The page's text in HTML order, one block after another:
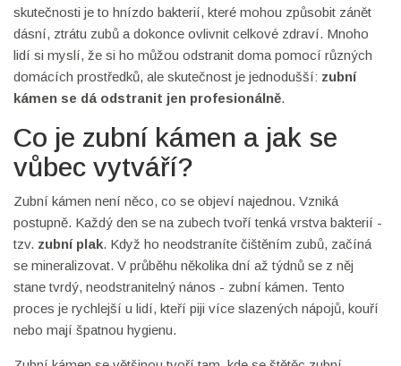
skutečnosti je to hnízdo bakterií, které mohou způsobit zánět
dásní, ztrátu zubů a dokonce ovlivnit celkové zdraví. Mnoho
lidí si myslí, že si ho můžou odstranit doma pomocí různých
domácích prostředků, ale skutečnost je jednodušší: zubní
kámen se dá odstranit jen profesionálně.
Co je zubní kámen a jak se
vůbec vytváří?
Zubní kámen není něco, co se objeví najednou. Vzniká
postupně. Každý den se na zubech tvoří tenká vrstva bakterií -
tzv. zubní plak. Když ho neodstraníte čištěním zubů, začíná
se mineralizovat. V průběhu několika dní až týdnů se z něj
stane tvrdý, neodstranitelný nános - zubní kámen. Tento
proces je rychlejší u lidí, kteří piji více slazených nápojů, kouří
nebo mají špatnou hygienu.